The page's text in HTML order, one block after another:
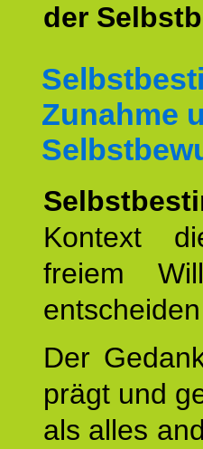
der
Zunahme
Kontext
freiem
Der
prägt und
als alles